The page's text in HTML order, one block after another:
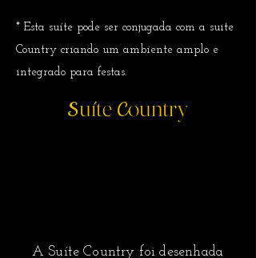
* Esta suíte pode ser conjugada com a suite
Country criando um ambiente amplo e
integrado para festas.
Suíte Country
A Suíte Country foi desenhada